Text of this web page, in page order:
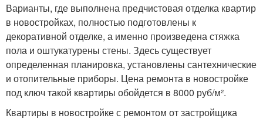
Варианты, где выполнена предчистовая отделка квартир
в новостройках, полностью подготовлены к
декоративной отделке, а именно произведена стяжка
пола и оштукатурены стены. Здесь существует
определенная планировка, установлены сантехнические
и отопительные приборы. Цена ремонта в новостройке
под ключ такой квартиры обойдется в 8000 руб/м².
Квартиры в новостройке с ремонтом от застройщика